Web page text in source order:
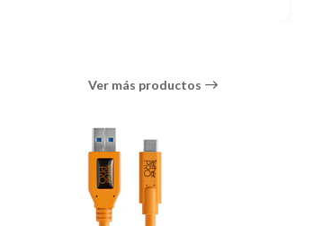
S8 Samsung Galaxy S8+
Ver más productos